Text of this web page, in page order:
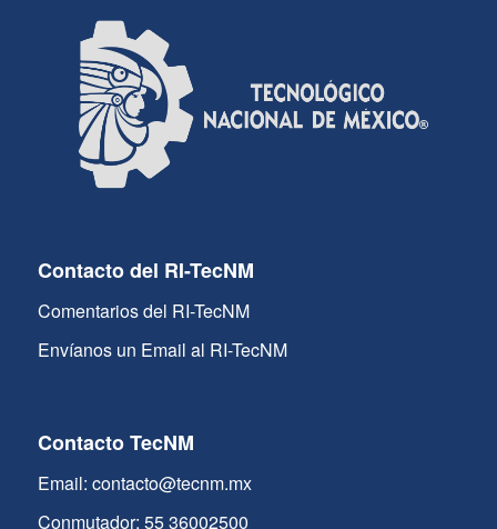
Contacto del RI-TecNM
Comentarios del RI-TecNM
Envíanos un Email al RI-TecNM
Contacto TecNM
Email: contacto@tecnm.mx
Conmutador: 55 36002500